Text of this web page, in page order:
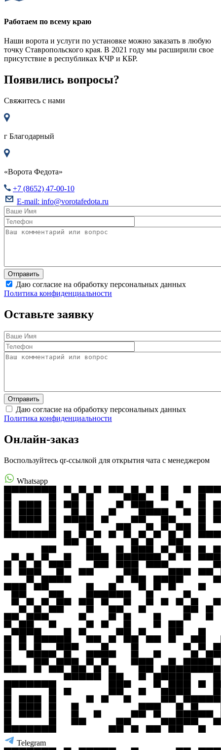
Работаем по всему краю
Наши ворота и услуги по установке можно заказать в любую
точку Ставропольского края. В 2021 году мы расширили свое
присутствие в республиках КЧР и КБР.
Появились вопросы?
Свяжитесь с нами
г Благодарный
«Ворота Федота»
+7 (8652) 47-00-10
E-mail: info@vorotafedota.ru
Даю согласие на обработку персональных данных
Политика конфиденциальности
Оставьте заявку
Даю согласие на обработку персональных данных
Политика конфиденциальности
Онлайн-заказ
Воспользуйтесь qr-ссылкой для открытия чата с менеджером
Whatsapp
Telegram